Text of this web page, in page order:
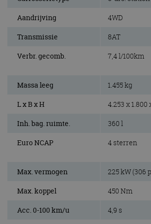
Aandrijving 4WD
Transmissie 8AT
Verbr. gecomb. 7,4 l/100km
Massa leeg 1.455 kg
L x B x H 4.253 x 1.800
Inh. bag. ruimte. 360 l
Euro NCAP 4 sterren
Max. vermogen 225 kW (306
Max. koppel 450 Nm
Acc. 0-100 km/u 4,9 s